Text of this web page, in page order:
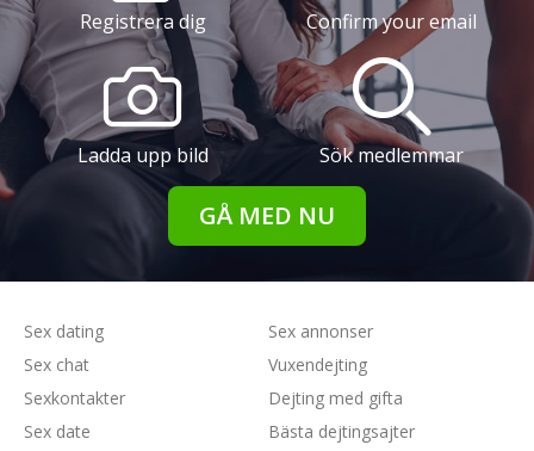
Registrera dig Confirm your email
Ladda upp bild Sök medlemmar
GÅ MED NU
Sex dating
Sex chat
Sexkontakter
Sex date
Sex annonser
Vuxendejting
Dejting med gifta
Bästa dejtingsajter